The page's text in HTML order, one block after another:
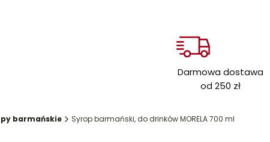
Darmowa dostawa
od 250 zł
barmańskie Syrop barmański, do drinków MORELA 700 ml